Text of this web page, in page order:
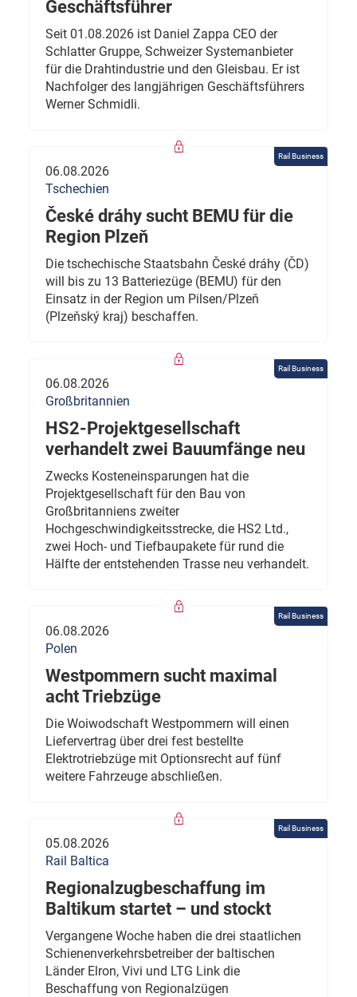
Geschäftsführer
Seit 01.08.2026 ist Daniel Zappa CEO der
Schlatter Gruppe, Schweizer Systemanbieter
für die Drahtindustrie und den Gleisbau. Er ist
Nachfolger des langjährigen Geschäftsführers
Werner Schmidli.
Rail Business
06.08.2026
Tschechien
České dráhy sucht BEMU für die
Region Plzeň
Die tschechische Staatsbahn České dráhy (ČD)
will bis zu 13 Batteriezüge (BEMU) für den
Einsatz in der Region um Pilsen/Plzeň
(Plzeňský kraj) beschaffen.
Rail Business
06.08.2026
Großbritannien
HS2-Projektgesellschaft
verhandelt zwei Bauumfänge neu
Zwecks Kosteneinsparungen hat die
Projektgesellschaft für den Bau von
Großbritanniens zweiter
Hochgeschwindigkeitsstrecke, die HS2 Ltd.,
zwei Hoch- und Tiefbaupakete für rund die
Hälfte der entstehenden Trasse neu verhandelt.
Rail Business
06.08.2026
Polen
Westpommern sucht maximal
acht Triebzüge
Die Woiwodschaft Westpommern will einen
Liefervertrag über drei fest bestellte
Elektrotriebzüge mit Optionsrecht auf fünf
weitere Fahrzeuge abschließen.
Rail Business
05.08.2026
Rail Baltica
Regionalzugbeschaffung im
Baltikum startet – und stockt
Vergangene Woche haben die drei staatlichen
Schienenverkehrsbetreiber der baltischen
Länder Elron, Vivi und LTG Link die
Beschaffung von Regionalzügen